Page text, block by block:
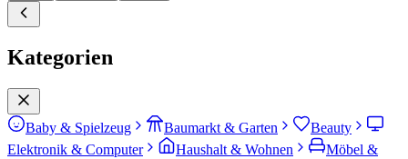
Kategorien
Baby & Spielzeug Baumarkt & Garten
Beauty
Elektronik & Computer
Haushalt & Wohnen
Möbel &